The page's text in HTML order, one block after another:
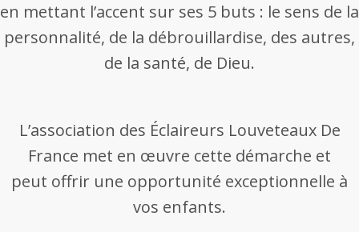
en mettant l’accent sur ses 5 buts : le sens de la
personnalité, de la débrouillardise, des autres,
de la santé, de Dieu.
L’association des Éclaireurs Louveteaux De
France met en œuvre cette démarche et
peut offrir une opportunité exceptionnelle à
vos enfants.